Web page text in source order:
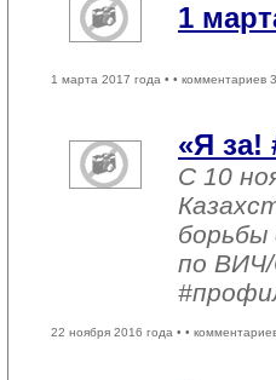
1
1 марта 2017 года • • комментариев 3
«Я за!
С 10
по
22 ноября 2016 года • •